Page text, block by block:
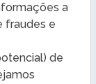
a
fraudes e
de